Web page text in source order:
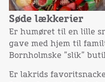
Søde lækkerier
Er humøret til en lille
gave med hjem til
Bornholmske ”slik”
Er lakrids